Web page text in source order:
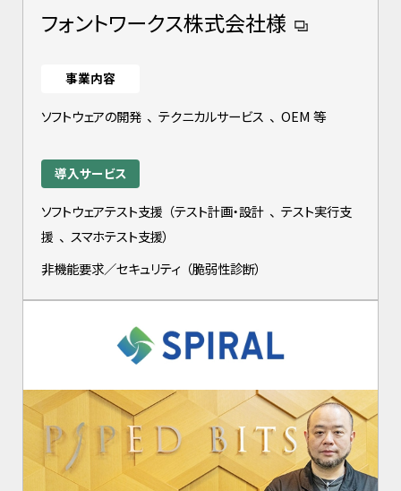
フォントワークス株式会社様
事業内容
ソフトウェアの開発 、 テクニカルサービス 、 OEM 等
導入サービス
ソフトウェアテスト支援 （テスト計画・設計 、 テスト実行支
援 、 スマホテスト支援）
非機能要求／セキュリティ （脆弱性診断）